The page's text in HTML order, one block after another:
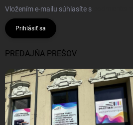
Vložením e-mailu súhlasíte s
Prihlásiť sa
PREDAJŇA PREŠOV